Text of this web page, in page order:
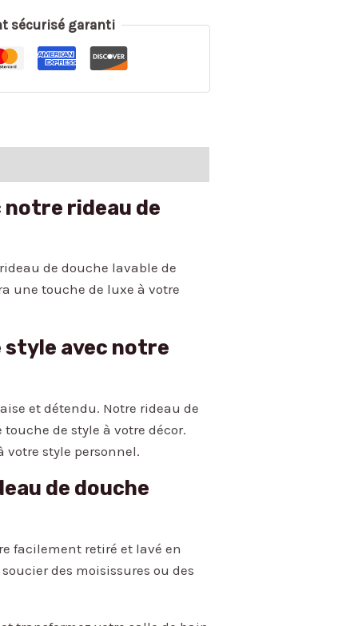
sécurisé garanti
notre rideau de
de douche lavable de
une touche de luxe à votre
avec notre
et détendu. Notre rideau de
de style à votre décor.
votre style personnel.
de douche
facilement retiré et lavé en
des moisissures ou des